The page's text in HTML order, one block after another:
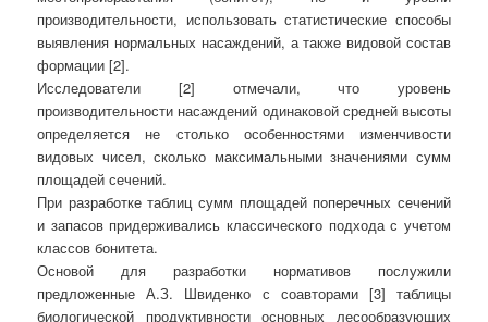
производительности, использовать статистические способы
выявления нормальных насаждений, а также видовой состав
формации [2].
Исследователи [2] отмечали, что уровень
производительности насаждений одинаковой средней высоты
определяется не столько особенностями изменчивости
видовых чисел, сколько максимальными значениями сумм
площадей сечений.
При разработке таблиц сумм площадей поперечных сечений
и запасов придерживались классического подхода с учетом
классов бонитета.
Основой для разработки нормативов послужили
предложенные А.З. Швиденко с соавторами [3] таблицы
биологической продуктивности основных лесообразующих